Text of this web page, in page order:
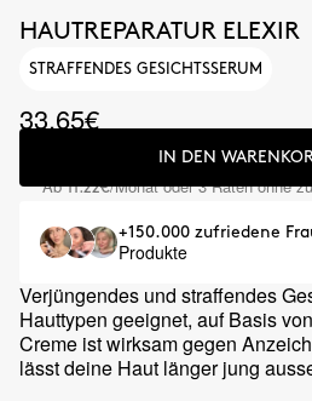
HAUTREPARATUR ELEXIR
STRAFFENDES GESICHTSSERUM
33.65€
IN DEN
Ab11.22€/Monat oder 3 Raten ohne
+150.000 zufriedene
Produkte
Verjüngendes und straffendes
Hauttypen geeignet, auf Basis
Creme ist wirksam gegen
lässt deine Haut länger jung